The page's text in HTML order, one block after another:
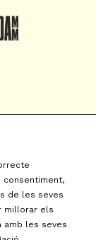
| Contactar
consentiment,
de les seves
millorar els
amb les seves